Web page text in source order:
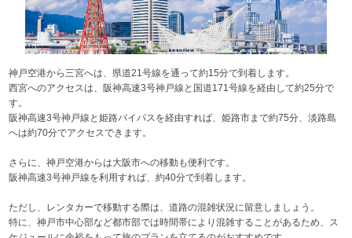
神戸空港から三宮へは、県道21号線を通って約15分で到着します。
西宮へのアクセスは、阪神高速3号神戸線と国道171号線を経由して約25分で
す。
阪神高速3号神戸線と姫路バイパスを経由すれば、姫路市まで約75分、淡路島
へは約70分でアクセスできます。
さらに、神戸空港からは大阪市への移動も便利です。
阪神高速3号神戸線を利用すれば、約40分で到着します。
ただし、レンタカーで移動する際は、道路の混雑状況に留意しましょう。
特に、神戸市中心部など都市部では時間帯により混雑することがあるため、ス